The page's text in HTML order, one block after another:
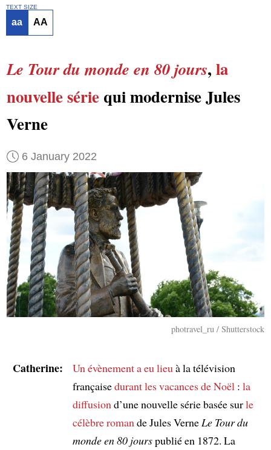
TEXT SIZE
aa AA
Le Tour du monde en 80 jours, la
nouvelle sériequi modernise Jules
Verne
6 January 2022
photravel_ru / Shutterstock
Catherine: Un évènementa eu lieu à la télévision
françaisedurant les vacances de Noël : la
diffusion d’une nouvelle série basée surle
célèbre roman de Jules Verne Le Tour du
monde en 80 jourspublié en 1872. La